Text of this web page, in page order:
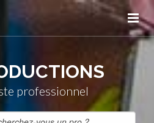
professionnel